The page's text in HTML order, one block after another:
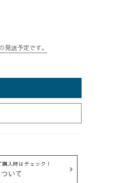
発送予定です。
入時はチェック！
いて